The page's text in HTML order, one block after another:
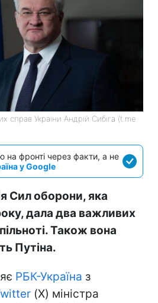
справ України Андрій Сибіга (t.me
на фронті через факти, а не
у Google
Сил оборони, яка
дала два важливих
Також вона
Путіна.
РБК-Україна з
(Х) міністра